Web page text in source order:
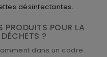
désinfectantes.
PRODUITS POUR LA
?
dans un cadre